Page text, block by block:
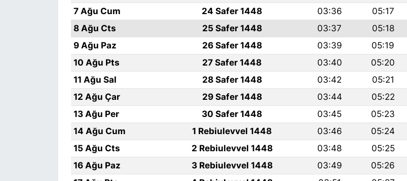
7 Ağu Cum
24 Safer 1448 03:36 05:17
8 Ağu Cts
25 Safer 1448 03:37 05:18
9 Ağu Paz
26 Safer 1448 03:39 05:19
10 Ağu Pts
27 Safer 1448 03:40 05:20
11 Ağu Sal
28 Safer 1448 03:42 05:21
12 Ağu Çar
29 Safer 1448 03:44 05:22
13 Ağu Per
30 Safer 1448 03:45 05:23
14 Ağu Cum
1 Rebiulevvel 1448 03:46 05:24
15 Ağu Cts
2 Rebiulevvel 1448 03:48 05:25
16 Ağu Paz
3 Rebiulevvel 1448 03:49 05:26